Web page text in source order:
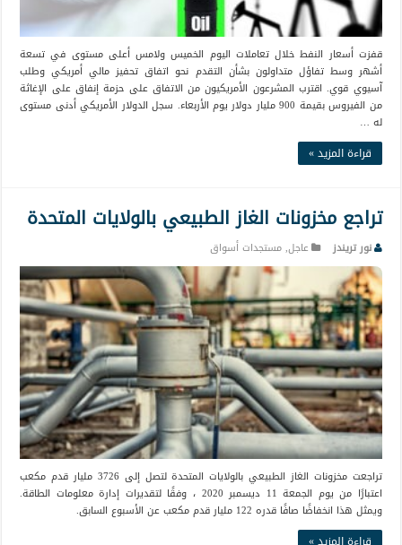
قفزت أسعار النفط خلال تعاملات اليوم الخميس ولامس أعلى مستوى في تسعة
أشهر وسط تفاؤل متداولون بشأن التقدم نحو اتفاق تحفيز مالي أمريكي وطلب
آسيوي قوي. اقترب المشرعون الأمريكيون من الاتفاق على حزمة إنفاق على الإغاثة
من الفيروس بقيمة 900 مليار دولار يوم الأربعاء. سجل الدولار الأمريكي أدنى مستوى
له …
قراءة المزيد »
تراجع مخزونات الغاز الطبيعي بالولايات المتحدة
نور تريندز عاجل,مستجدات أسواق
تراجعت مخزونات الغاز الطبيعي بالولايات المتحدة لتصل إلى 3726 مليار قدم مكعب
اعتبارًا من يوم الجمعة 11 ديسمبر 2020 ، وفقًا لتقديرات إدارة معلومات الطاقة.
ويمثل هذا انخفاضًا صافًا قدره 122 مليار قدم مكعب عن الأسبوع السابق.